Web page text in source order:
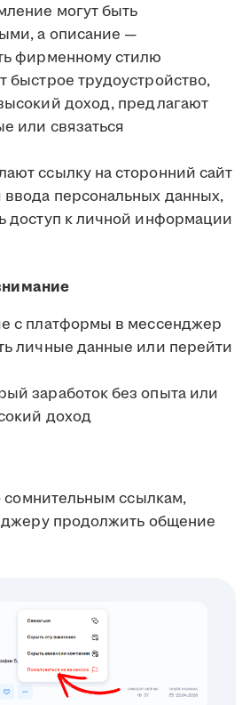
могут быть
а описание —
фирменному стилю
быстрое трудоустройство,
доход, предлагают
или связаться
ссылку на сторонний сайт
персональных данных,
доступ к личной информации
с платформы в мессенджер
личные данные или перейти
заработок без опыта или
доход
сомнительным ссылкам,
продолжить общение